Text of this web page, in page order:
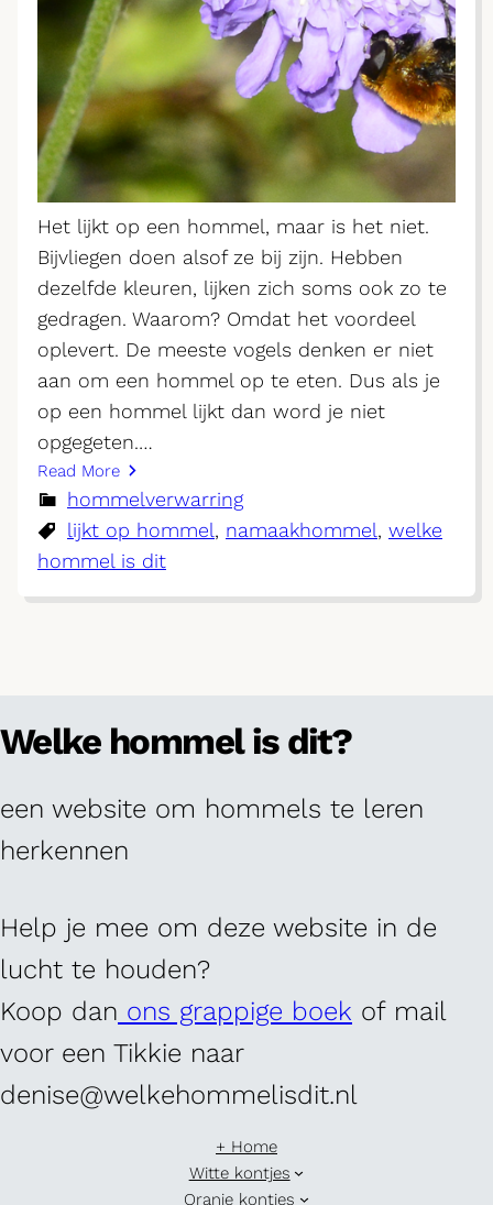
Het lijkt op een hommel, maar is het niet.
Bijvliegen doen alsof ze bij zijn. Hebben
dezelfde kleuren, lijken zich soms ook zo te
gedragen. Waarom? Omdat het voordeel
oplevert. De meeste vogels denken er niet
aan om een hommel op te eten. Dus als je
op een hommel lijkt dan word je niet
opgegeten.…
Read More
hommelverwarring
lijkt op hommel, namaakhommel, welke
hommel is dit
Welke hommel is dit?
een website om hommels te leren
herkennen
Help je mee om deze website in de
lucht te houden?
Koop dan ons grappige boek of mail
voor een Tikkie naar
denise@welkehommelisdit.nl
+ Home
Witte kontjes
Oranje kontjes